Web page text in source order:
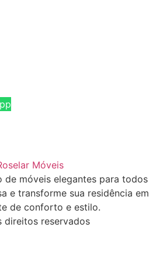
de móveis elegantes para todos
e transforme sua residência em
de conforto e estilo.
direitos reservados